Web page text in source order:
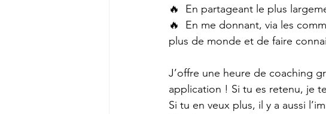
🔥  En partageant le plus
🔥  En me donnant, via les
plus de monde et de faire
J’offre une heure de coaching
application ! Si tu es retenu, je
Si tu en veux plus, il y a aussi